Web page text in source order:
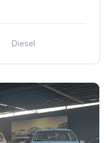
Diesel